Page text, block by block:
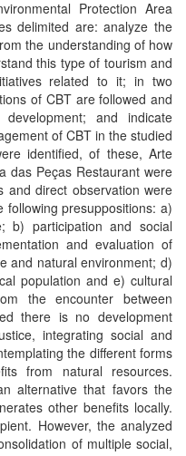
Protection Area
delimited are: analyze the
the understanding of how
this type of tourism and
related to it; in two
of CBT are followed and
and indicate
of CBT in the studied
identified, of these, Arte
das Peças Restaurant were
and direct observation were
following presuppositions: a)
b) participation and social
and evaluation of
and natural environment; d)
population and e) cultural
the encounter between
there is no development
integrating social and
the different forms
from natural resources.
alternative that favors the
other benefits locally.
However, the analyzed
of multiple social,